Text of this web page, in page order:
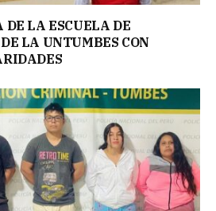
LA ESCUELA DE
LA UNTUMBES CON